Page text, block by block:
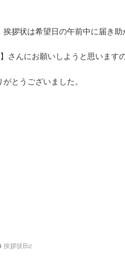
拶状は希望日の午前中に届き助
さんにお願いしようと思いますの
とうございました。
挨拶状Biz